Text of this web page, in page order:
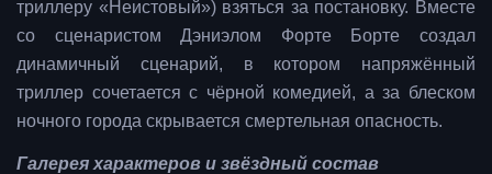
триллеру «Неистовый») взяться за постановку. Вместе
со сценаристом Дэниэлом Форте Борте создал
динамичный сценарий, в котором напряжённый
триллер сочетается с чёрной комедией, а за блеском
ночного города скрывается смертельная опасность.
Галерея характеров и звёздный состав